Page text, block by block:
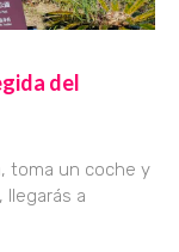
del
toma un coche y
llegarás a